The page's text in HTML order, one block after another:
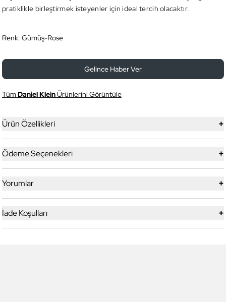
pratiklikle birleştirmek isteyenler için ideal tercih olacaktır.
Renk: Gümüş-Rose
Gelince Haber Ver
TümDaniel KleinÜrünlerini Görüntüle
Ürün Özellikleri +
Ödeme Seçenekleri +
Yorumlar +
İade Koşulları +